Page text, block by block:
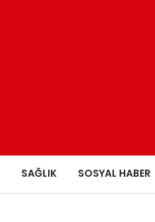
SAĞLIK SOSYAL HABER